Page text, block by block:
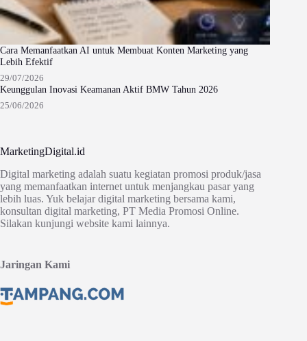
Cara Memanfaatkan AI untuk Membuat Konten Marketing yang
Lebih Efektif
29/07/2026
Keunggulan Inovasi Keamanan Aktif BMW Tahun 2026
25/06/2026
MarketingDigital.id
Digital marketing adalah suatu kegiatan promosi produk/jasa
yang memanfaatkan internet untuk menjangkau pasar yang
lebih luas. Yuk belajar digital marketing bersama kami,
konsultan digital marketing, PT Media Promosi Online.
Silakan kunjungi website kami lainnya.
Jaringan Kami